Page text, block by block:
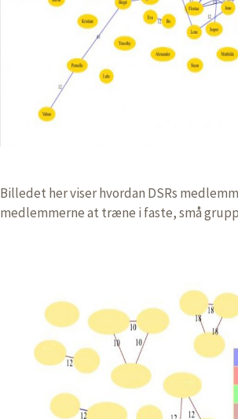
Billedet her viser hvordan DSRs
medlemmerne at træne i faste, små